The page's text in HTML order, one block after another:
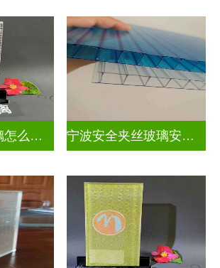
三联门夹丝玻璃怎么安装 宁波安全夹丝玻璃安装师傅